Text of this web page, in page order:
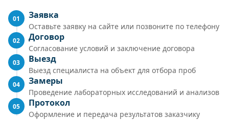
01 Заявка
Оставьте заявку на сайте или позвоните по телефону
02 Договор
Согласование условий и заключение договора
03 Выезд
Выезд специалиста на объект для отбора проб
04 Замеры
Проведение лабораторных исследований и анализов
05 Протокол
Оформление и передача результатов заказчику